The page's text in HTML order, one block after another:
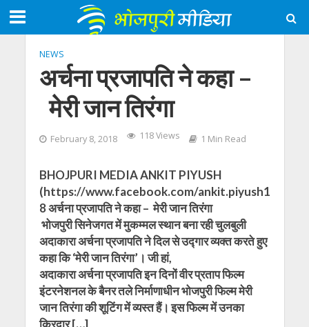
NEWS
अर्चना प्रजापति ने कहा –
मेरी जान तिरंगा
February 8, 2018 118 Views 1 Min Read
BHOJPURI MEDIA ANKIT PIYUSH
(https://www.facebook.com/ankit.piyush1
8 अर्चना प्रजापति ने कहा – मेरी जान तिरंगा
भोजपुरी सिनेजगत में मुकम्मल स्थान बना रही चुलबुली
अदाकारा अर्चना प्रजापति ने दिल से उद्गार व्यक्त करते हुए
कहा कि ‘मेरी जान तिरंगा’। जी हां,
अदाकारा अर्चना प्रजापति इन दिनों वीर प्रताप फिल्म
इंटरनेशनल के बैनर तले निर्माणाधीन भोजपुरी फिल्म मेरी
जान तिरंगा की शूटिंग में व्यस्त हैं। इस फिल्म में उनका
किरदार […]